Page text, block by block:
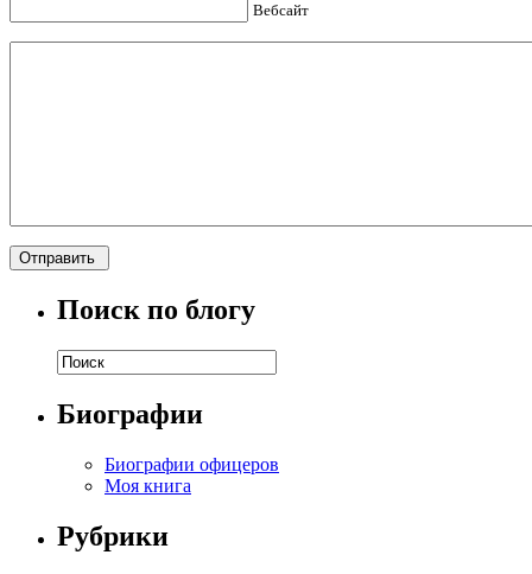
Вебсайт
Поиск по блогу
Биографии
Биографии офицеров
Моя книга
Рубрики